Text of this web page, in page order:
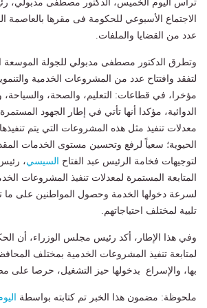
ترأس اليوم الخميس، الدكتور مصطفى مدبولي،
الاجتماع الأسبوعي للحكومة فى مقرها بالعاصمة
عدد من القضايا والملفات.
وتطرق الدكتور مصطفى مدبولي للجولة الموسعة
لتفقد وافتتاح عدد من المشروعات الخدمية
مؤخرا، في قطاعات: التعليم، والصحة، والسياحة،
الدوائية، مؤكدا أنها تأتي في إطار الجهود
معدلات تنفيذ مثل هذه المشروعات التي يتم
الحيوية؛ سعياً لرفع وتحسين مستوى الخدمات
لتوجيهات فخامة الرئيس عبد الفتاح
السيسي،
المتابعة المستمرة لمعدلات تنفيذ المشروعات
لسرعة دخولها الخدمة وحصول المواطنين على
تلبية لمختلف احتياجاتهم.
وفي هذا الإطار، أكد رئيس مجلس الوزراء، أن
لمتابعة تنفيذ المشروعات الخدمية بمختلف
بها، والإسراع بدخولها حيز التشغيل، حرصا على
ملحوظة: مضمون هذا الخبر تم كتابته بواسطة